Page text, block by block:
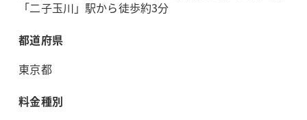
「二子玉川」駅から徒歩約3分
都道府県
東京都
料金種別